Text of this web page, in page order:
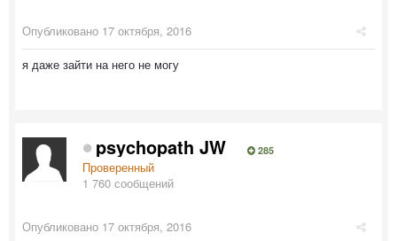
Опубликовано 17 октября, 2016
я даже зайти на него не могу
psychopath JW 285
Проверенный
1 760 сообщений
Опубликовано 17 октября, 2016